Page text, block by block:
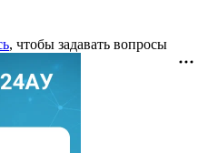
, чтобы задавать вопросы